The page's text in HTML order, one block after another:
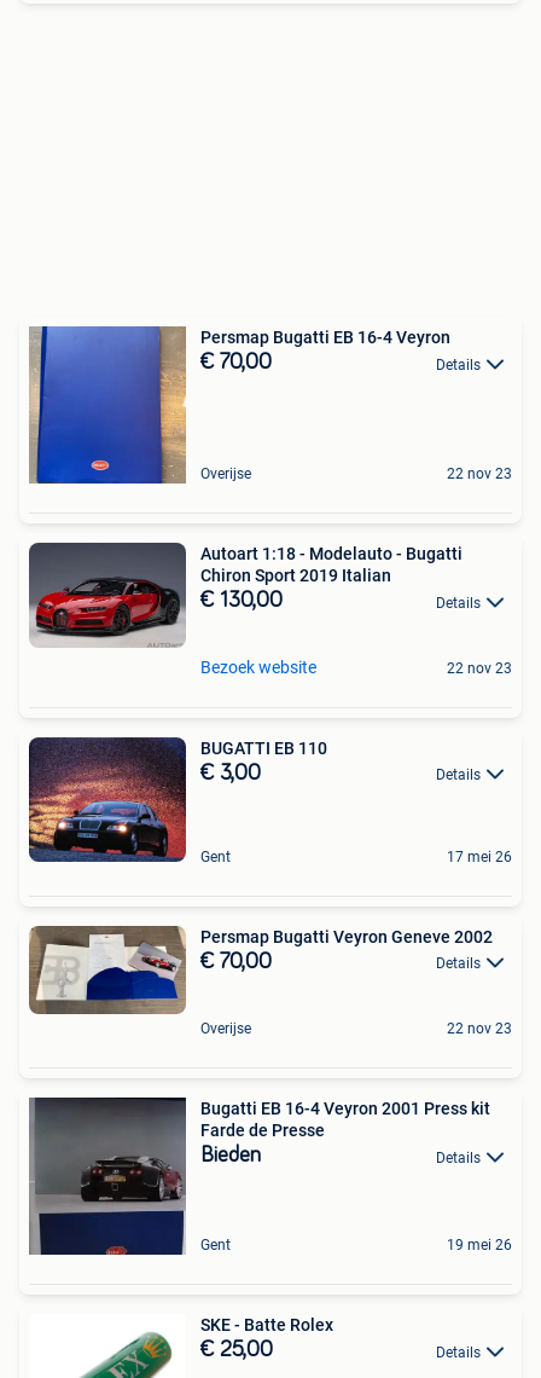
Persmap Bugatti EB 16-4 Veyron
€ 70,00 Details
Overijse 22 nov 23
Autoart 1:18 - Modelauto - Bugatti
Chiron Sport 2019 Italian
€ 130,00 Details
Bezoek website 22 nov 23
BUGATTI EB 110
€ 3,00 Details
Gent 17 mei 26
Persmap Bugatti Veyron Geneve 2002
€ 70,00 Details
Overijse 22 nov 23
Bugatti EB 16-4 Veyron 2001 Press kit
Farde de Presse
Bieden Details
Gent 19 mei 26
SKE - Batte Rolex
€ 25,00 Details